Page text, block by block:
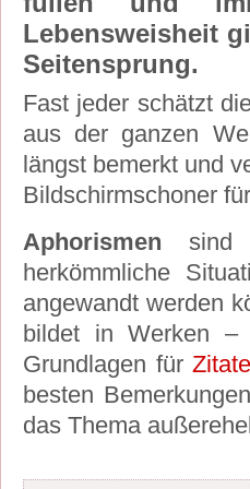
Lebensweisheit
Seitensprung.
Fast jeder schätzt
aus der ganzen
längst bemerkt und
Bildschirmschoner
Aphorismen sind
herkömmliche
angewandt werden
bildet in Werken
Grundlagen für
besten
das Thema